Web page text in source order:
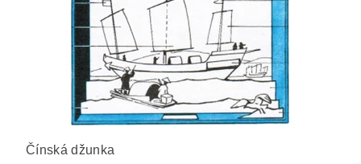
Čínská džunka